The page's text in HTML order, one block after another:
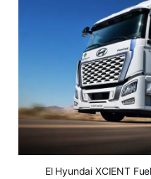
El Hyundai XCIENT